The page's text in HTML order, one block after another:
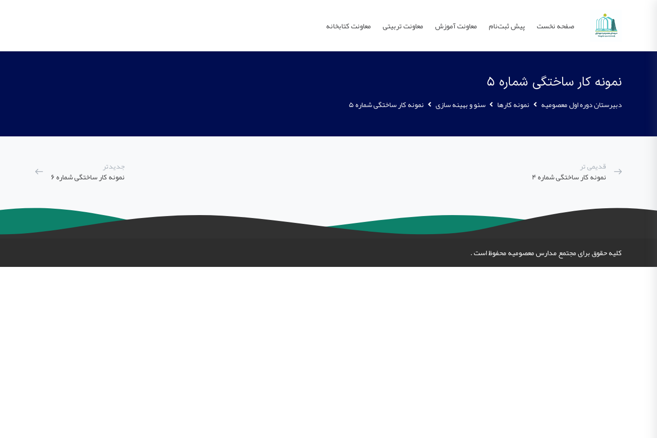
صفحه نخست پیش ثبت‌نام معاونت آموزش معاونت تربیتی معاونت کتابخانه
نمونه کار ساختگی شماره ۵
دبیرستان دوره اول معصومیه نمونه کارها سئو و بهینه سازی نمونه کار ساختگی شماره ۵
قدیمی تر
نمونه کار ساختگی شماره ۴
جدیدتر
نمونه کار ساختگی شماره ۶
کلیه حقوق برای مجتمع مدارس معصومیه محفوظ است .